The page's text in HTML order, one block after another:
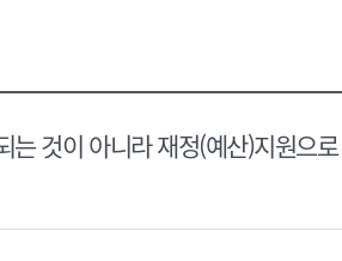
것이 아니라 재정(예산)지원으